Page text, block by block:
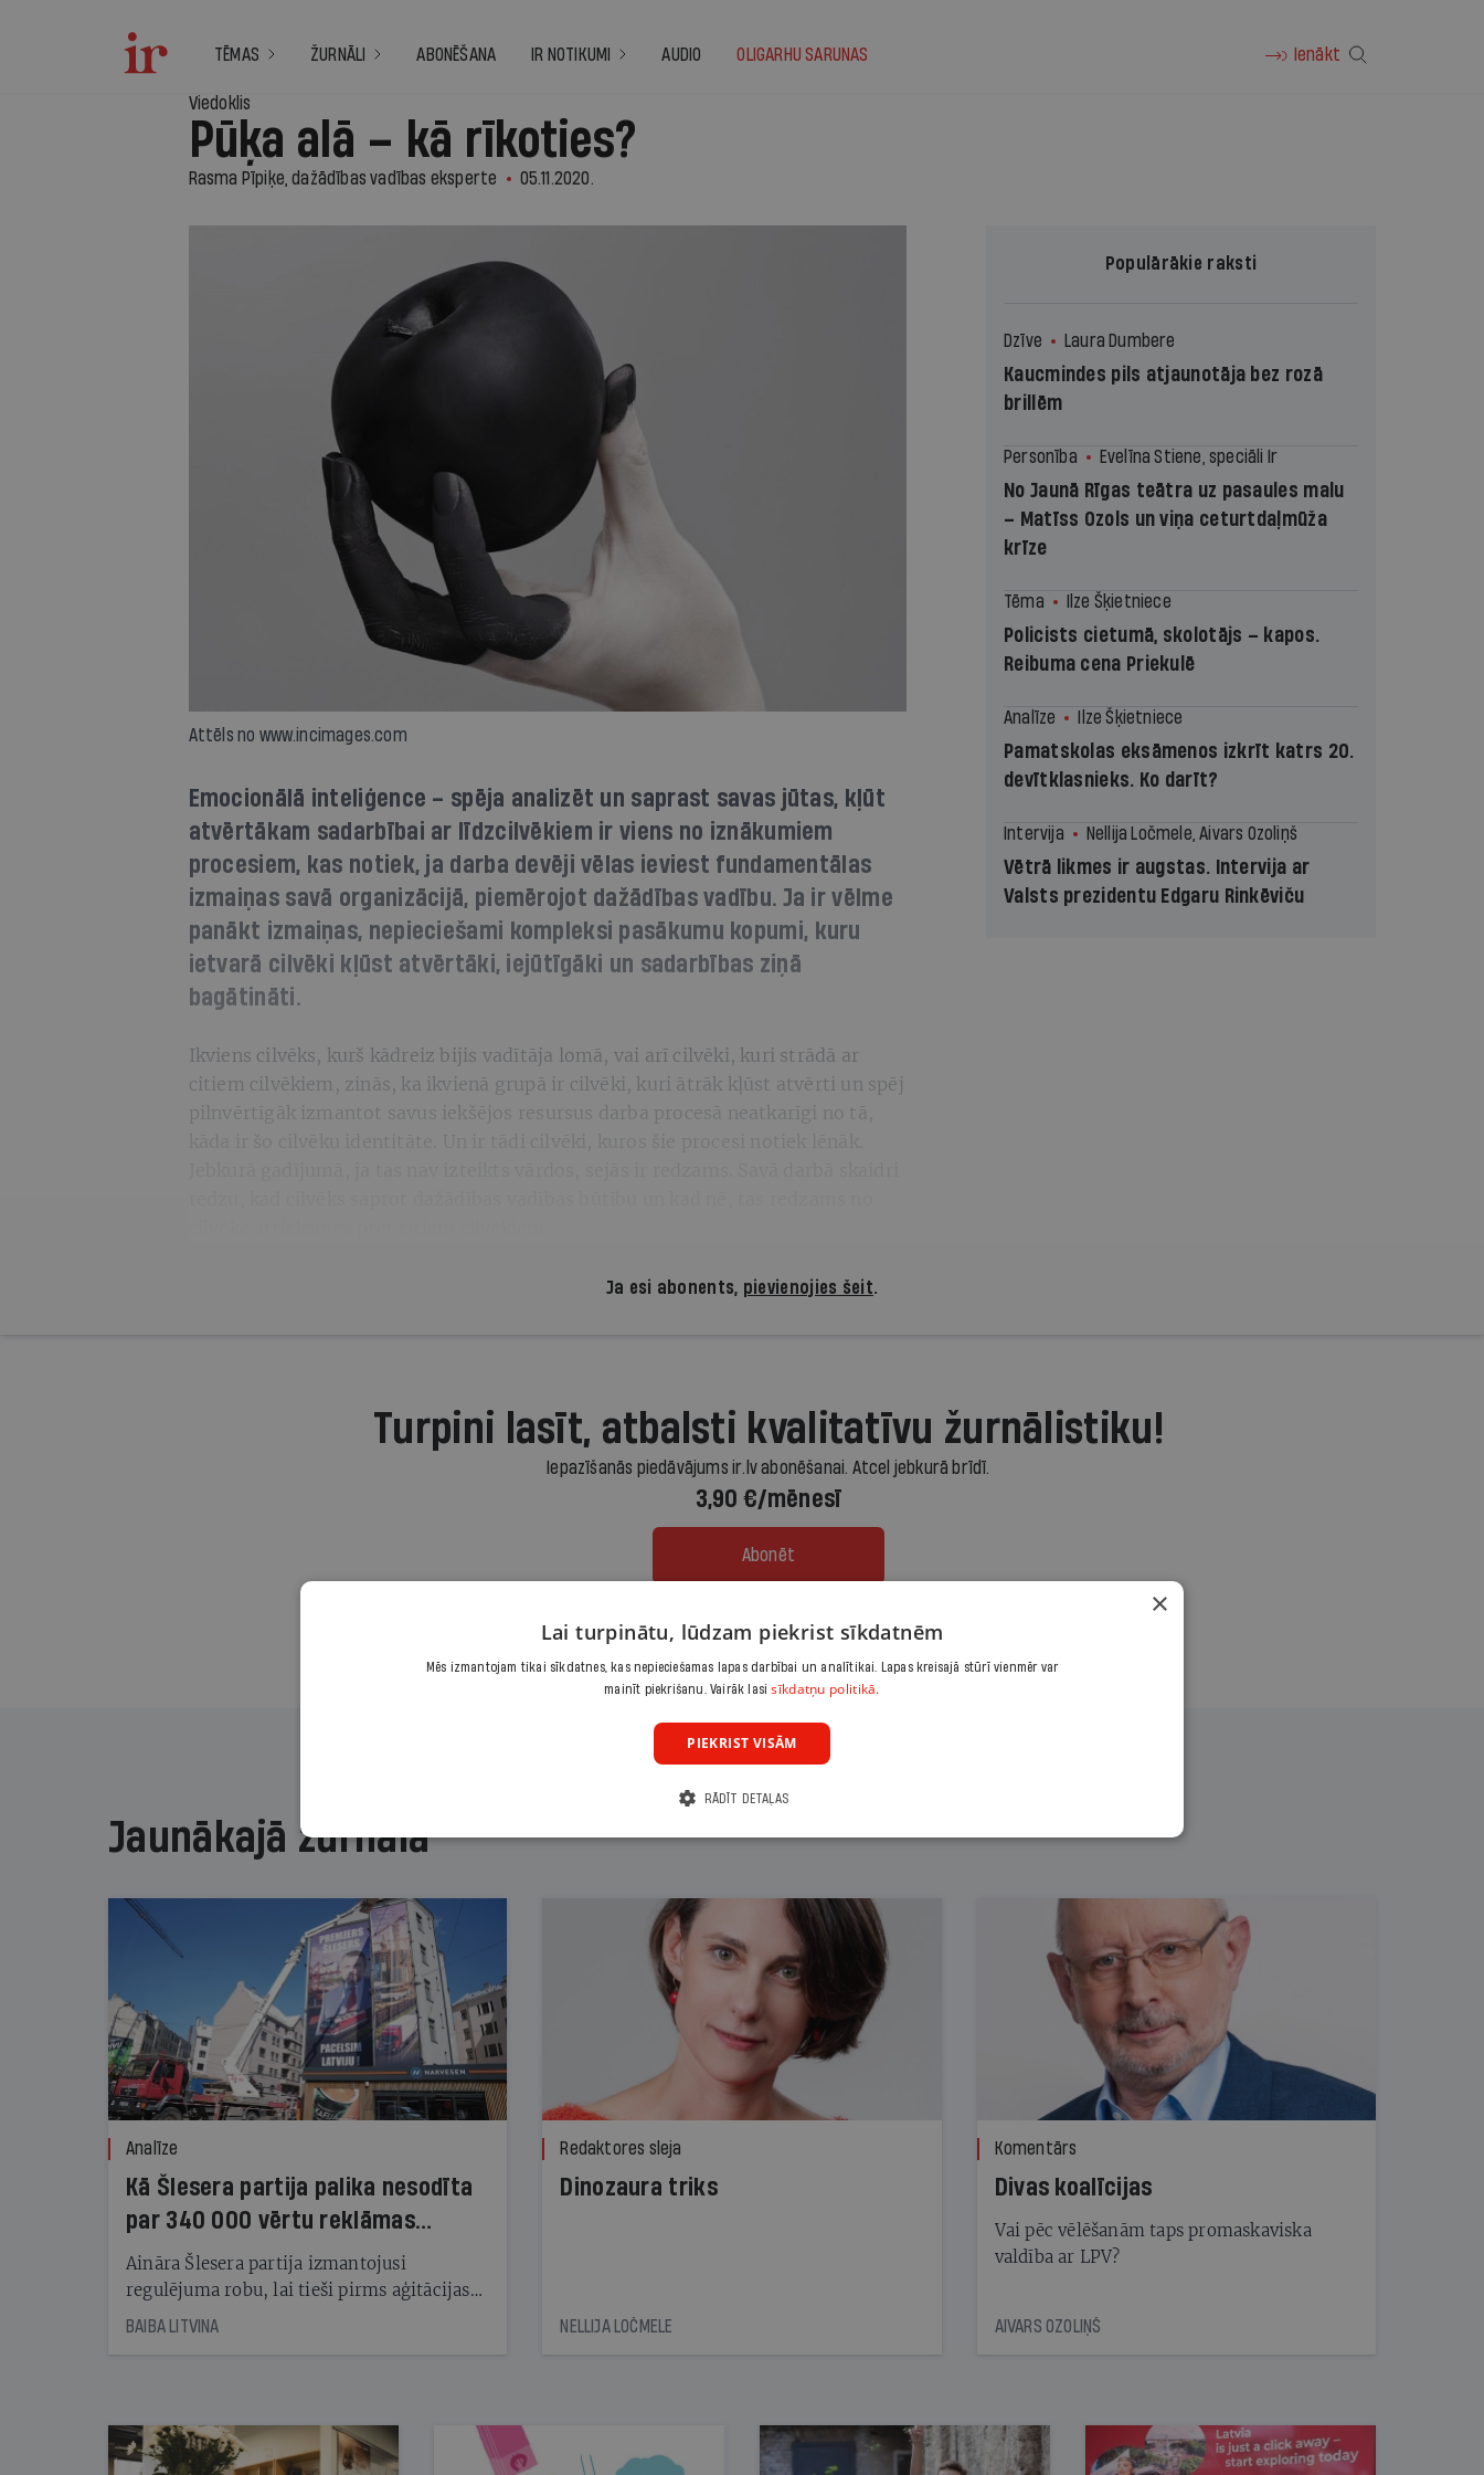
TĒMAS ŽURNĀLI ABONĒŠANA IR NOTIKUMI AUDIO OLIGARHU SARUNAS Ienākt
Viedoklis
Pūķa alā – kā rīkoties?
Rasma Pīpiķe, dažādības vadības eksperte 05.11.2020.
Attēls no www.incimages.com
Emocionālā inteliģence – spēja analizēt un saprast savas jūtas, kļūt
atvērtākam sadarbībai ar līdzcilvēkiem ir viens no iznākumiem
procesiem, kas notiek, ja darba devēji vēlas ieviest fundamentālas
izmaiņas savā organizācijā, piemērojot dažādības vadību. Ja ir vēlme
panākt izmaiņas, nepieciešami kompleksi pasākumu kopumi, kuru
ietvarā cilvēki kļūst atvērtāki, iejūtīgāki un sadarbības ziņā
bagātināti.
Ikviens cilvēks, kurš kādreiz bijis vadītāja lomā, vai arī cilvēki, kuri strādā ar
citiem cilvēkiem, zinās, ka ikvienā grupā ir cilvēki, kuri ātrāk kļūst atvērti un spēj
pilnvērtīgāk izmantot savus iekšējos resursus darba procesā neatkarīgi no tā,
Populārākie raksti
Dzīve Laura Dumbere
Kaucmindes pils atjaunotāja bez rozā
brillēm
Personība Evelīna Stiene, speciāli Ir
No Jaunā Rīgas teātra uz pasaules malu
– Matīss Ozols un viņa ceturtdaļmūža
krīze
Tēma Ilze Šķietniece
Policists cietumā, skolotājs – kapos.
Reibuma cena Priekulē
Analīze Ilze Šķietniece
Pamatskolas eksāmenos izkrīt katrs 20.
devītklasnieks. Ko darīt?
Intervija Nellija Ločmele, Aivars Ozoliņš
Vētrā likmes ir augstas. Intervija ar
Valsts prezidentu Edgaru Rinkēviču
Ja esi abonents, pievienojies šeit.
Turpini lasīt, atbalsti kvalitatīvu žurnālistiku!
Iepazīšanās piedāvājums ir.lv abonēšanai. Atcel jebkurā brīdī.
3,90 €/mēnesī
Abonēt
Citas abonēšanas iespējas meklē šeit
Jaunākajā žurnālā
Analīze
Kā Šlesera partija palika nesodīta
par 340 000 vērtu reklāmas
kampaņu
Aināra Šlesera partija izmantojusi
regulējuma robu, lai tieši pirms aģitācijas
starta izreklamētos par summu, kas
BAIBA LITVINA
Redaktores sleja
Dinozaura triks
NELLIJA LOČMELE
Komentārs
Divas koalīcijas
Vai pēc vēlēšanām taps promaskaviska
valdība ar LPV?
AIVARS OZOLIŅŠ
×
Lai turpinātu, lūdzam piekrist sīkdatnēm
Mēs izmantojam tikai sīkdatnes, kas nepieciešamas lapas darbībai un analītikai. Lapas kreisajā stūrī vienmēr var
mainīt piekrišanu. Vairāk lasisīkdatņu politikā.
PIEKRIST VISĀM
RĀDĪT DETAĻAS